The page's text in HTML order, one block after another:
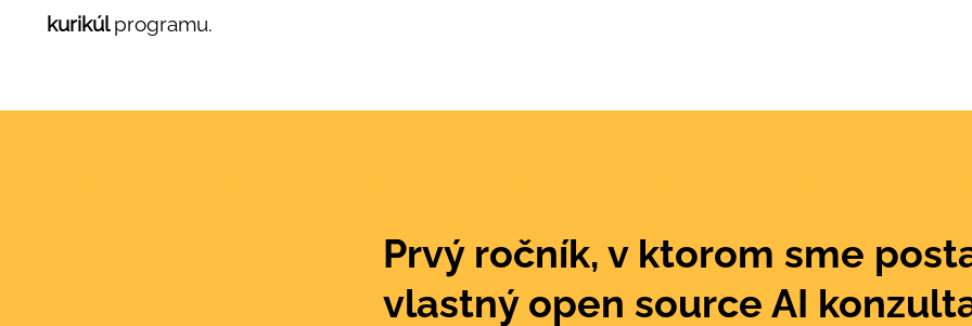
kurikúlprogramu.
Prvý ročník, v ktorom sme
vlastný open source AI